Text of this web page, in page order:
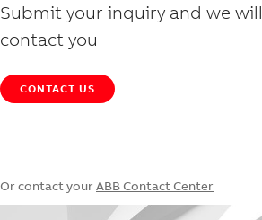
Submit your inquiry and we will
contact you
CONTACT US
Or contact your ABB Contact Center